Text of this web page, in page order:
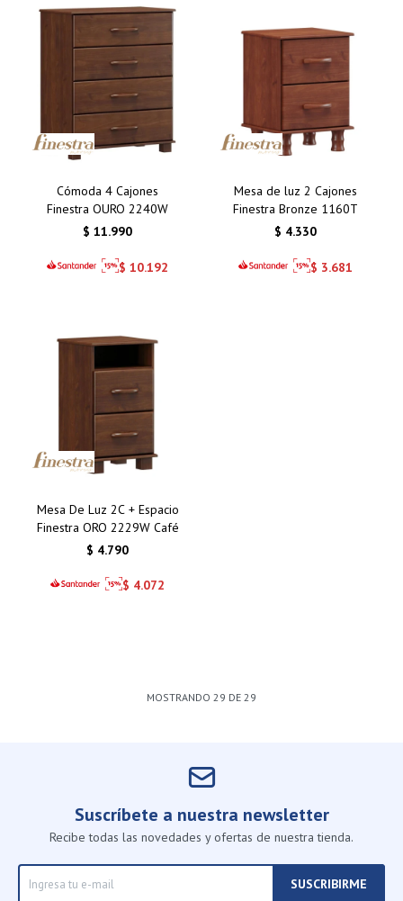
Cómoda 4 Cajones
Finestra OURO 2240W
$ 11.990
$ 10.192
Mesa de luz 2 Cajones
Finestra Bronze 1160T
$ 4.330
$ 3.681
Mesa De Luz 2C + Espacio
Finestra ORO 2229W Café
$ 4.790
$ 4.072
MOSTRANDO 29 DE 29
Suscríbete a nuestra newsletter
Recibe todas las novedades y ofertas de nuestra tienda.
SUSCRIBIRME